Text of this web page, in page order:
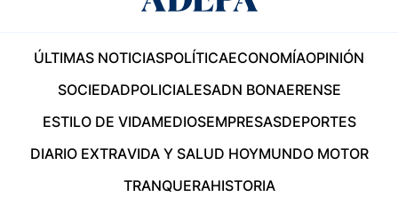
ÚLTIMAS NOTICIASPOLÍTICAECONOMÍAOPINIÓN
SOCIEDADPOLICIALESADN BONAERENSE
ESTILO DE VIDAMEDIOSEMPRESASDEPORTES
DIARIO EXTRAVIDA Y SALUD HOYMUNDO MOTOR
TRANQUERAHISTORIA